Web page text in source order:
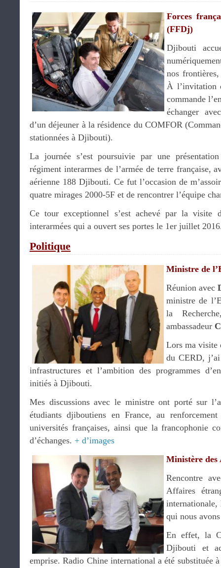
Forces
(FFDj)
Djibouti
nos
À l’invitation
commande
échanger
d’un déjeuner à la résidence du COMFOR
stationnées à Djibouti).
La journée s’est poursuivie par une
régiment interarmes de l’armée de terre française,
aérienne 188 Djibouti. Ce fut l’occasion de
quatre mirages 2000-5F et de rencontrer l’équipe
Ce tour exceptionnel s’est achevé par la visite
interarmées qui a ouvert ses portes le 1er juillet
Politique
Ministre de
Réunion avec
ministre de
la
ambassadeur
Lors ma visite
du CERD,
infrastructures et l’ambition des programmes
initiés à Djibouti.
Mes discussions avec le ministre ont porté sur
étudiants djiboutiens en France, au
universités françaises, ainsi que la francophonie
d’échanges. + d’images
Ministère des
Rencontre
Affaires
internationale,
qui nous
En effet, la
Djibouti et
emprise. Radio Chine international a été substituée